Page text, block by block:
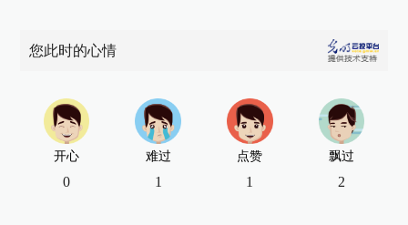
您此时的心情
开心
0
难过
1
点赞
1
飘过
2